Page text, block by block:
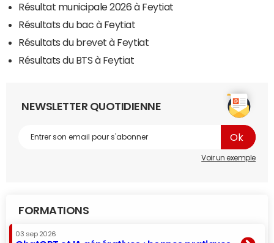
Résultat municipale 2026 à Feytiat
Résultats du bac à Feytiat
Résultats du brevet à Feytiat
Résultats du BTS à Feytiat
NEWSLETTER QUOTIDIENNE
Voir un exemple
FORMATIONS
03 sep 2026